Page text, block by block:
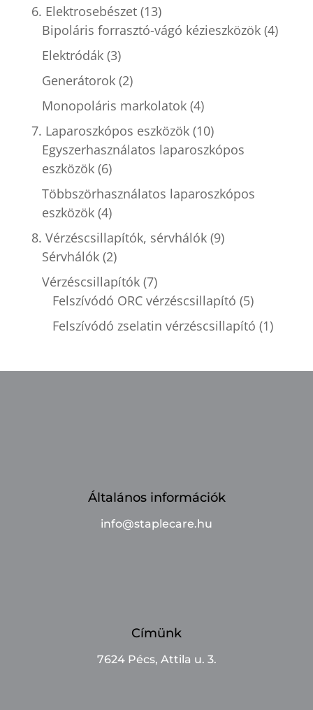
6. Elektrosebészet (13)
Bipoláris forrasztó-vágó kézieszközök (4)
Elektródák (3)
Generátorok (2)
Monopoláris markolatok (4)
7. Laparoszkópos eszközök (10)
Egyszerhasználatos laparoszkópos
eszközök (6)
Többszörhasználatos laparoszkópos
eszközök (4)
8. Vérzéscsillapítók, sérvhálók (9)
Sérvhálók (2)
Vérzéscsillapítók (7)
Felszívódó ORC vérzéscsillapító (5)
Felszívódó zselatin vérzéscsillapító (1)
Általános információk
info@staplecare.hu
Címünk
7624 Pécs, Attila u. 3.